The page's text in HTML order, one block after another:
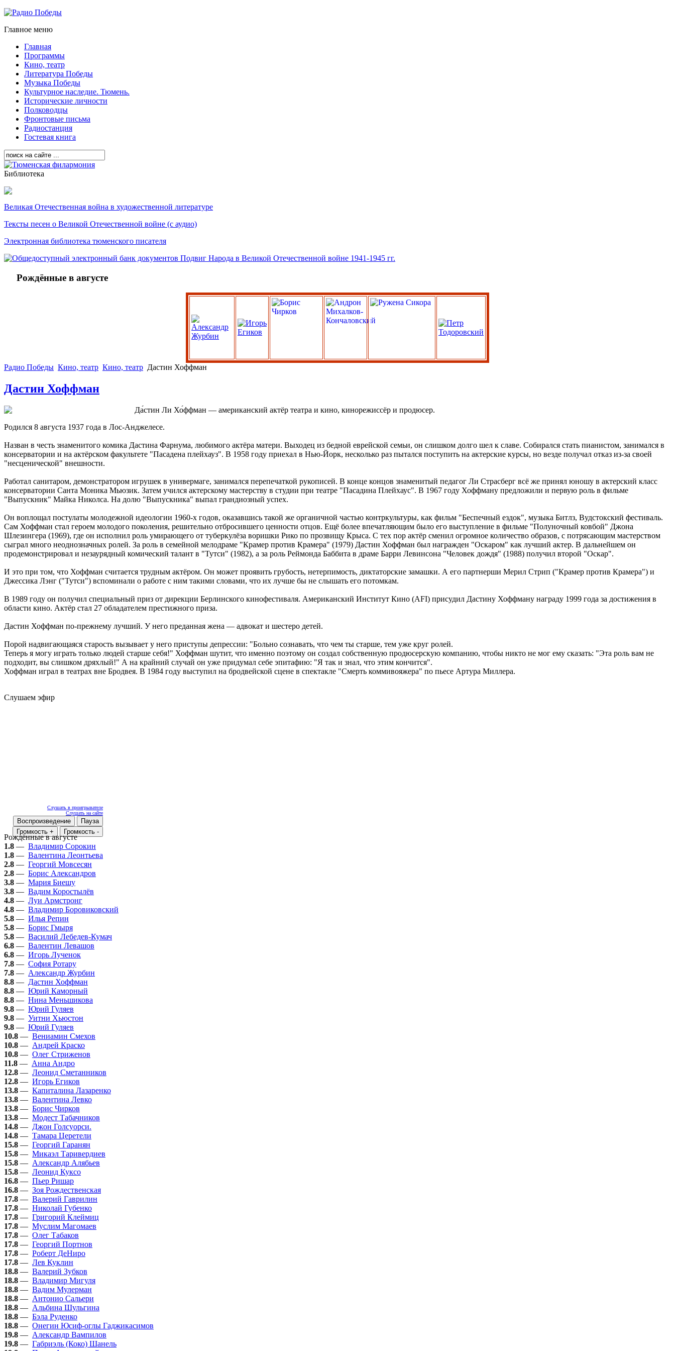
Главное меню
Главная
Программы
Кино, театр
Литература Победы
Музыка Победы
Культурное наследие. Тюмень.
Исторические личности
Полководцы
Фронтовые письма
Радиостанция
Гостевая книга
Библиотека
Великая Отечественная война в художественной литературе
Тексты песен о Великой Отечественной войне (с аудио)
Электронная библиотека тюменского писателя
Рождённые в августе
Радио Победы Кино, театр Кино, театр Дастин Хоффман
Дастин Хоффман
Да́стин Ли Хо́ффман — американский актёр театра и кино, кинорежиссёр и продюсер.
Родился 8 августа 1937 года в Лос-Анджелесе.
Назван в честь знаменитого комика Дастина Фарнума, любимого актёра матери. Выходец из бедной еврейской семьи, он слишком долго шел к славе. Собирался стать пианистом, занимался в
консерватории и на актёрском факультете "Пасадена плейхауз". В 1958 году приехал в Нью-Йорк, несколько раз пытался поступить на актерские курсы, но везде получал отказ из-за своей
"несценической" внешности.
Работал санитаром, демонстратором игрушек в универмаге, занимался перепечаткой рукописей. В конце концов знаменитый педагог Ли Страсберг всё же принял юношу в актерский класс
консерватории Санта Моника Мьюзик. Затем учился актерскому мастерству в студии при театре "Пасадина Плейхаус". В 1967 году Хоффману предложили и первую роль в фильме
"Выпускник" Майка Николса. На долю "Выпускника" выпал грандиозный успех.
Он воплощал постулаты молодежной идеологии 1960-х годов, оказавшись такой же органичной частью контркультуры, как фильм "Беспечный ездок", музыка Битлз, Вудстокский фестиваль.
Сам Хоффман стал героем молодого поколения, решительно отбросившего ценности отцов. Ещё более впечатляющим было его выступление в фильме "Полуночный ковбой" Джона
Шлезингера (1969), где он исполнил роль умирающего от туберкулёза воришки Рико по прозвищу Крыса. С тех пор актёр сменил огромное количество образов, с потрясающим мастерством
сыграл много неоднозначных ролей. За роль в семейной мелодраме "Крамер против Крамера" (1979) Дастин Хоффман был награжден "Оскаром" как лучший актер. В дальнейшем он
продемонстрировал и незаурядный комический талант в "Тутси" (1982), а за роль Реймонда Баббита в драме Барри Левинсона "Человек дождя" (1988) получил второй "Оскар".
И это при том, что Хоффман считается трудным актёром. Он может проявить грубость, нетерпимость, диктаторские замашки. А его партнерши Мерил Стрип ("Крамер против Крамера") и
Джессика Лэнг ("Тутси") вспоминали о работе с ним такими словами, что их лучше бы не слышать его потомкам.
В 1989 году он получил специальный приз от дирекции Берлинского кинофестиваля. Американский Институт Кино (AFI) присудил Дастину Хоффману награду 1999 года за достижения в
области кино. Актёр стал 27 обладателем престижного приза.
Дастин Хоффман по-прежнему лучший. У него преданная жена — адвокат и шестеро детей.
Порой надвигающаяся старость вызывает у него приступы депрессии: "Больно сознавать, что чем ты старше, тем уже круг ролей.
Теперь я могу играть только людей старше себя!" Хоффман шутит, что именно поэтому он создал собственную продюсерскую компанию, чтобы никто не мог ему сказать: "Эта роль вам не
подходит, вы слишком дряхлый!" А на крайний случай он уже придумал себе эпитафию: "Я так и знал, что этим кончится".
Хоффман играл в театрах вне Бродвея. В 1984 году выступил на бродвейской сцене в спектакле "Смерть коммивояжера" по пьесе Артура Миллера.
Слушаем эфир
Слушать в проигрывателе
Слушать на сайте
Воспроизведение
Пауза
Громкость +
Громкость -
Рождённые в августе
1.8 — Владимир Сорокин
1.8 — Валентина Леонтьева
2.8 — Георгий Мовсесян
2.8 — Борис Александров
3.8 — Мария Биешу
3.8 — Вадим Коростылёв
4.8 — Луи Армстронг
4.8 — Владимир Боровиковский
5.8 — Илья Репин
5.8 — Борис Гмыря
5.8 — Василий Лебедев-Кумач
6.8 — Валентин Левашов
6.8 — Игорь Лученок
7.8 — София Ротару
7.8 — Александр Журбин
8.8 — Дастин Хоффман
8.8 — Юрий Каморный
8.8 — Нина Меньшикова
9.8 — Юрий Гуляев
9.8 — Уитни Хьюстон
9.8 — Юрий Гуляев
10.8 — Вениамин Смехов
10.8 — Андрей Краско
10.8 — Олег Стриженов
11.8 — Анна Андро
12.8 — Леонид Сметанников
12.8 — Игорь Егиков
13.8 — Капиталина Лазаренко
13.8 — Валентина Левко
13.8 — Борис Чирков
13.8 — Модест Табачников
14.8 — Джон Голсуорси.
14.8 — Тамара Церетели
15.8 — Георгий Гаранян
15.8 — Микаэл Таривердиев
15.8 — Александр Алябьев
15.8 — Леонид Куксо
16.8 — Пьер Ришар
16.8 — Зоя Рождественская
17.8 — Валерий Гаврилин
17.8 — Николай Губенко
17.8 — Григорий Клеймиц
17.8 — Муслим Магомаев
17.8 — Олег Табаков
17.8 — Георгий Портнов
17.8 — Роберт ДеНиро
17.8 — Лев Куклин
18.8 — Валерий Зубков
18.8 — Владимир Мигуля
18.8 — Вадим Мулерман
18.8 — Антонио Сальери
18.8 — Альбина Шульгина
18.8 — Бэла Руденко
18.8 — Онегин Юсиф-оглы Гаджикасимов
19.8 — Александр Вампилов
19.8 — Габриэль (Коко) Шанель